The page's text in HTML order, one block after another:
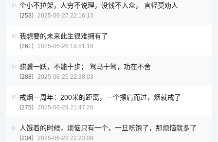
个小不拉架，人穷不说理，没钱不入众， 言轻莫劝人
253 2025-06-27 22:16:13
我想要的未来此生很难拥有了
261 2025-06-26 19:51:16
骐骥一跃，不能十步； 驽马十驾，功在不舍
288 2025-06-25 22:38:03
戒烟一周年：200米的距离，一个擦肩而过，烟就戒了
275 2025-06-24 21:47:28
人饿着的时候，烦恼只有一个，一旦吃饱了，那烦恼就多了
234 2025-06-23 22:23:09